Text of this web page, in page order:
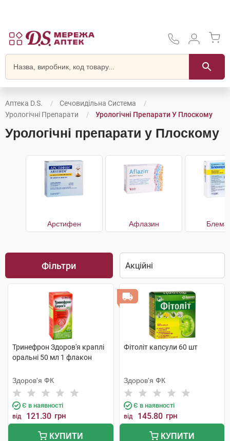
Аптека D.S.
Сечовидільна Система
Урологічні Препарати
Урологічні Препарати У Плоскому
Урологічні препарати у Плоскому
Арстифен Афлазин
Фільтри
Тринефрон Здоров'я краплі
оральні 50 мл 1 флакон
Здоров'я ФК
Є в наявності
від 121.30 грн
КУПИТИ
Фітоліт капсули 60 шт
Здоров'я ФК
Є в наявності
від 145.80 грн
КУПИТИ